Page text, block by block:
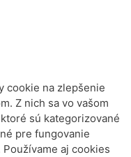
cookie na zlepšenie
Z nich sa vo vašom
sú kategorizované
pre fungovanie
aj cookies